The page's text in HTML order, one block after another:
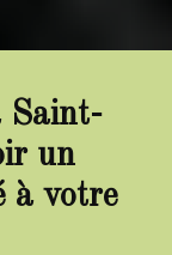
Saint-
un
à votre